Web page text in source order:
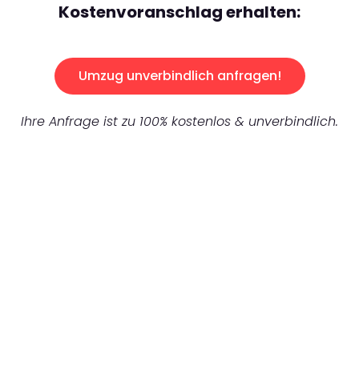
Kostenvoranschlag erhalten:
Umzug unverbindlich anfragen!
Ihre Anfrage ist zu 100% kostenlos & unverbindlich.